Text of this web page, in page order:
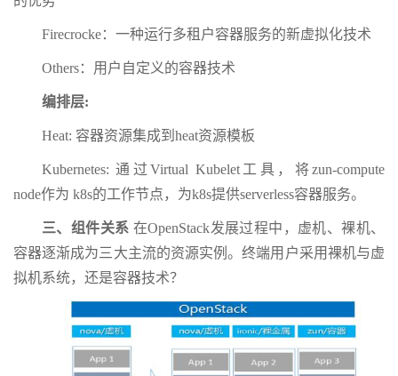
Firecrocke：一种运行多租户容器服务的新虚拟化技术
Others：用户自定义的容器技术
编排层:
Heat: 容器资源集成到heat资源模板
Kubernetes: 通过Virtual Kubelet工具，将zun-compute
node作为 k8s的工作节点，为k8s提供serverless容器服务。
三、组件关系 在OpenStack发展过程中，虚机、裸机、
容器逐渐成为三大主流的资源实例。终端用户采用裸机与虚
拟机系统，还是容器技术？